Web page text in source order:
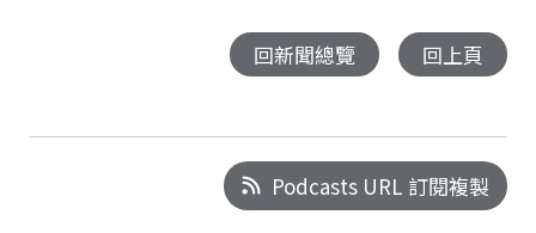
回新聞總覽 回上頁
Podcasts URL 訂閱複製